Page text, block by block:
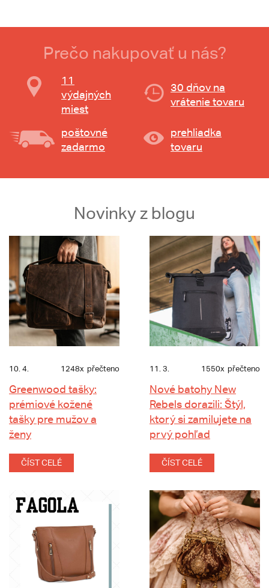
Prečo nakupovať u nás?
11
výdajných
miest
30 dňov na
vrátenie tovaru
poštovné
zadarmo
prehliadka
tovaru
Novinky z blogu
10. 4. 1248x přečteno
Greenwood tašky:
prémiové kožené
tašky pre mužov a
ženy
ČÍST CELÉ
11. 3. 1550x přečteno
Nové batohy New
Rebels dorazili: Štýl,
ktorý si zamilujete na
prvý pohľad
ČÍST CELÉ